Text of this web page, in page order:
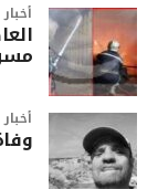
أخبار
أخبار